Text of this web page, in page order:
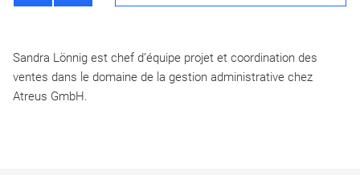
Sandra Lönnig est chef d’équipe projet et coordination des
ventes dans le domaine de la gestion administrative chez
Atreus GmbH.